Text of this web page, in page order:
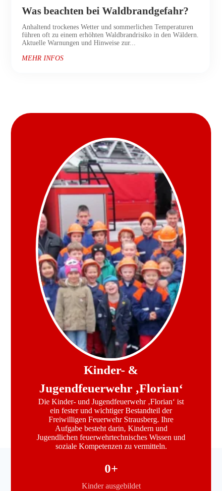
Was beachten bei Waldbrandgefahr?
Anhaltend trockenes Wetter und sommerlichen Temperaturen
führen oft zu einem erhöhten Waldbrandrisiko in den Wäldern.
Aktuelle Warnungen und Hinweise zur...
MEHR INFOS
Kinder- &
Jugendfeuerwehr ‚Florian‘
Die Kinder- und Jugendfeuerwehr ‚Florian‘ ist
ein fester und wichtiger Bestandteil der
Freiwilligen Feuerwehr Strausberg. Ihre
Aufgabe besteht darin, Kindern und
Jugendlichen feuerwehrtechnisches Wissen und
soziale Kompetenzen zu vermitteln.
Kinder ausgebildet
0+